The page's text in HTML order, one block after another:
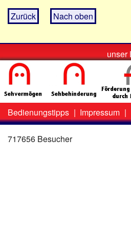
Zurück Nach oben
unser
Zweit-
Menü
Bedienungstipps | Impressum |
717656 Besucher